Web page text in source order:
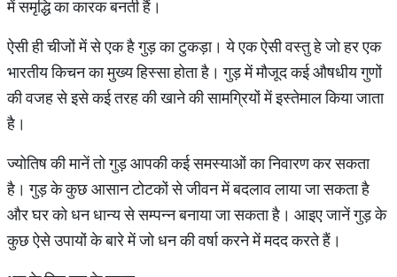
में समृद्धि का कारक बनती हैं।
ऐसी ही चीजों में से एक है गुड़ का टुकड़ा। ये एक ऐसी वस्तु हे जो हर एक
भारतीय किचन का मुख्य हिस्सा होता है। गुड़ में मौजूद कई औषधीय गुणों
की वजह से इसे कई तरह की खाने की सामग्रियों में इस्तेमाल किया जाता
है।
ज्योतिष की मानें तो गुड़ आपकी कई समस्याओं का निवारण कर सकता
है। गुड़ के कुछ आसान टोटकों से जीवन में बदलाव लाया जा सकता है
और घर को धन धान्य से सम्पन्न बनाया जा सकता है। आइए जानें गुड़ के
कुछ ऐसे उपायों के बारे में जो धन की वर्षा करने में मदद करते हैं।